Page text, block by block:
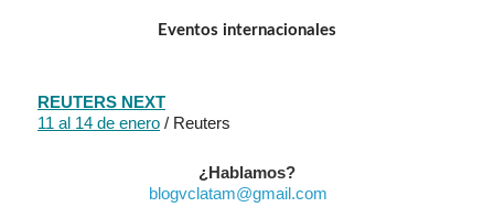
Eventos internacionales
REUTERS NEXT
11 al 14 de enero / Reuters
¿Hablamos?
blogvclatam@gmail.com